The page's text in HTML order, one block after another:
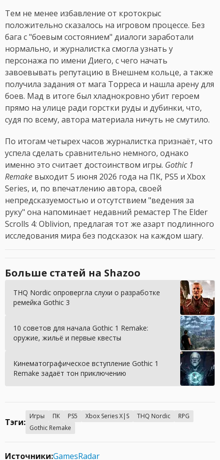
Тем не менее избавление от кротокрыс
положительно сказалось на игровом процессе. Без
бага с "боевым состоянием" диалоги заработали
нормально, и журналистка смогла узнать у
персонажа по имени Диего, с чего начать
завоевывать репутацию в Внешнем кольце, а также
получила задания от мага Торреса и нашла арену для
боев. Мад в итоге был хладнокровно убит героем
прямо на улице ради горстки руды и дубинки, что,
судя по всему, автора материала ничуть не смутило.
По итогам четырех часов журналистка признаёт, что
успела сделать сравнительно немного, однако
именно это считает достоинством игры. Gothic 1
Remake выходит 5 июня 2026 года на ПК, PS5 и Xbox
Series, и, по впечатлению автора, своей
непредсказуемостью и отсутствием "ведения за
руку" она напоминает недавний ремастер The Elder
Scrolls 4: Oblivion, предлагая тот же азарт подлинного
исследования мира без подсказок на каждом шагу.
Больше статей на Shazoo
THQ Nordic опровергла слухи о разработке
ремейка Gothic 3
10 советов для начала Gothic 1 Remake:
оружие, жильё и первые квесты
Кинематографическое вступление Gothic 1
Remake задаёт тон приключению
Тэги:
Игры ПК PS5 Xbox Series X|S THQ Nordic
RPG
Gothic Remake
Источники:GamesRadar